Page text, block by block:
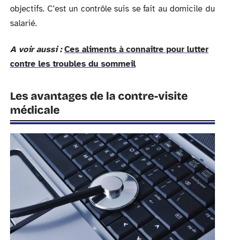
objectifs. C’est un contrôle suis se fait au domicile du
salarié.
A voir aussi : Ces aliments à connaitre pour lutter
contre les troubles du sommeil
Les avantages de la contre-visite
médicale